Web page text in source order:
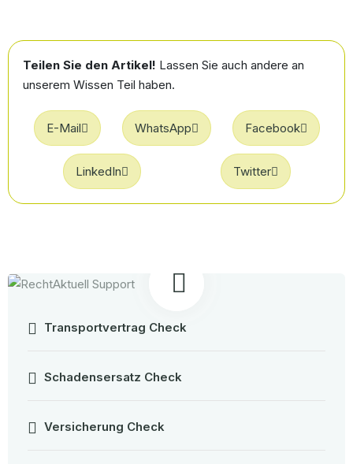
Teilen Sie den Artikel! Lassen Sie auch andere an
unserem Wissen Teil haben.
E-Mail WhatsApp Facebook
LinkedIn Twitter
Transportvertrag Check
Schadensersatz Check
Versicherung Check